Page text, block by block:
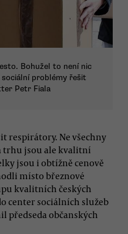
Bohužel to není nic
problémy řešit
Petr Fiala
respirátory. Ne všechny
trhu jsou ale kvalitní
jsou i obtížně cenově
místo březnové
kvalitních českých
center sociálních služeb
předseda občanských